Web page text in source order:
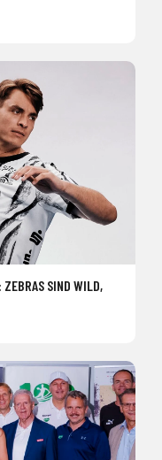
ZEBRAS SIND WILD,